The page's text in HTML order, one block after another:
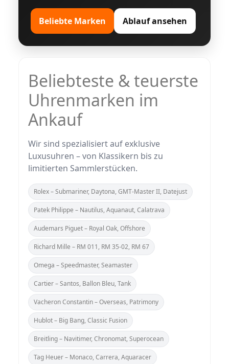
Beliebte Marken Ablauf ansehen
Beliebteste & teuerste
Uhrenmarken im
Ankauf
Wir sind spezialisiert auf exklusive
Luxusuhren – von Klassikern bis zu
limitierten Sammlerstücken.
Rolex – Submariner, Daytona, GMT‑Master II, Datejust
Patek Philippe – Nautilus, Aquanaut, Calatrava
Audemars Piguet – Royal Oak, Offshore
Richard Mille – RM 011, RM 35‑02, RM 67
Omega – Speedmaster, Seamaster
Cartier – Santos, Ballon Bleu, Tank
Vacheron Constantin – Overseas, Patrimony
Hublot – Big Bang, Classic Fusion
Breitling – Navitimer, Chronomat, Superocean
Tag Heuer – Monaco, Carrera, Aquaracer